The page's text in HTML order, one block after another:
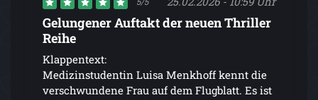
Gelungener Auftakt der neuen Thriller
Reihe
Klappentext:
Medizinstudentin Luisa Menkhoff kennt die
verschwundene Frau auf dem Flugblatt. Es ist